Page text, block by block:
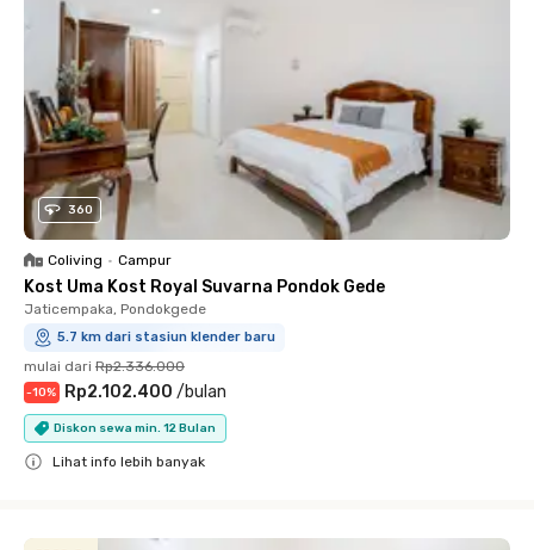
360
Coliving • Campur
Kost Uma Kost Royal Suvarna Pondok Gede
Jaticempaka, Pondokgede
5.7 km dari stasiun klender baru
mulai dari Rp2.336.000
-10% Rp2.102.400 /bulan
Diskon sewa min. 12 Bulan
Lihat info lebih banyak